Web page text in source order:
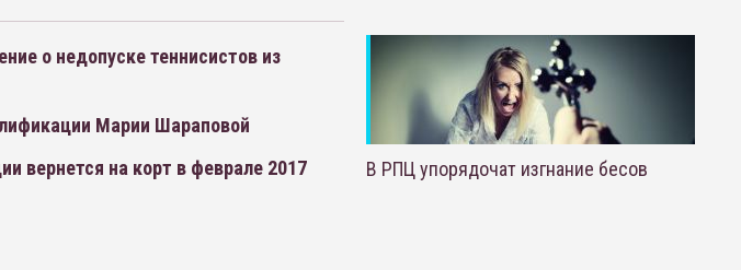
о недопуске теннисистов из
Марии Шараповой
вернется на корт в феврале 2017
В РПЦ упорядочат изгнание бесов